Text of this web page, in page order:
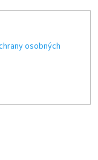
osobných